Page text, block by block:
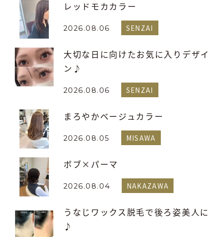
レッドモカカラー
2026.08.06 SENZAI
大切な日に向けたお気に入りデザイ
ン♪
2026.08.06 SENZAI
まろやかベージュカラー
2026.08.05 MISAWA
ボブ×パーマ
2026.08.04 NAKAZAWA
うなじワックス脱毛で後ろ姿美人に
♪